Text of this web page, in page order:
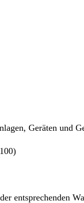
Geräten und
entsprechenden